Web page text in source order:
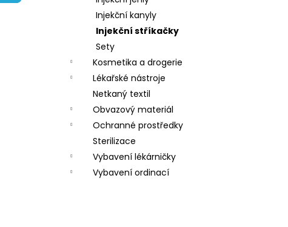
Injekční kanyly
Injekční stříkačky
Sety
Kosmetika a drogerie
Lékařské nástroje
Netkaný textil
Obvazový materiál
Ochranné prostředky
Sterilizace
Vybavení lékárničky
Vybavení ordinací